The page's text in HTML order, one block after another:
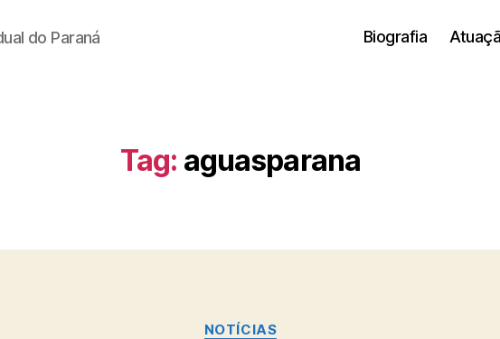
do Paraná Biografia
Tag: aguasparana
Categorias
NOTÍCIAS